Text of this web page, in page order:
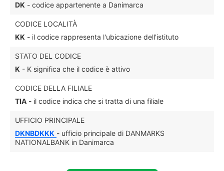
DK - codice appartenente a Danimarca
CODICE LOCALITÀ
KK - il codice rappresenta l'ubicazione dell'istituto
STATO DEL CODICE
K - K significa che il codice è attivo
CODICE DELLA FILIALE
TIA - il codice indica che si tratta di una filiale
UFFICIO PRINCIPALE
DKNBDKKK - ufficio principale di DANMARKS
NATIONALBANK in Danimarca